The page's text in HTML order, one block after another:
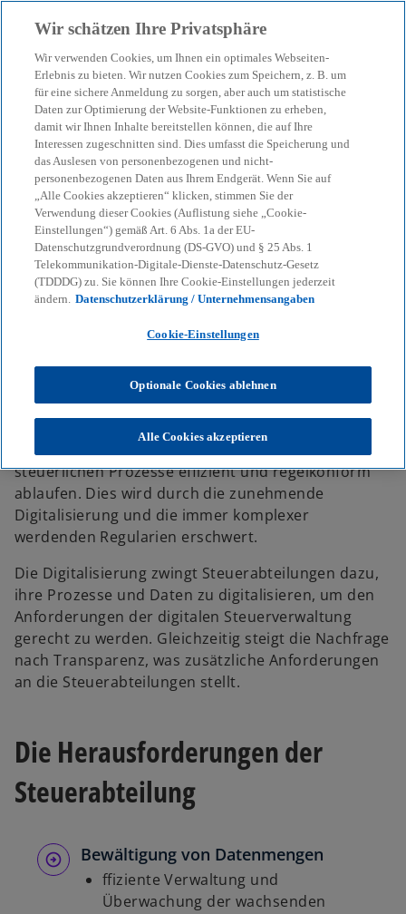
menu search
Tax Analytics &
Automation
Frühe Identifikation und Vermeidung von
Steuerrisiken reduziert Aufwand und Kosten trotz
komplexer Prozesse und großer Datenmengen.
KPMG Dienstleistungen Advisory
Consulting
Tax Analytics & Automation
Die Minimierung von Risiken in steuerrelevanten
Prozessen erfordert von Unternehmen ein hohes
Maß an Aufmerksamkeit und Anpassungsfähigkeit.
Kunden müssen sicherstellen, dass ihre
steuerlichen Prozesse effizient und regelkonform
ablaufen. Dies wird durch die zunehmende
Digitalisierung und die immer komplexer
werdenden Regularien erschwert.
Die Digitalisierung zwingt Steuerabteilungen dazu,
ihre Prozesse und Daten zu digitalisieren, um den
Anforderungen der digitalen Steuerverwaltung
gerecht zu werden. Gleichzeitig steigt die Nachfrage
nach Transparenz, was zusätzliche Anforderungen
an die Steuerabteilungen stellt.
Die Herausforderungen der
Steuerabteilung
Bewältigung von Datenmengen
ffiziente Verwaltung und
Überwachung der wachsenden
Wir schätzen Ihre Privatsphäre
Wir verwenden Cookies, um Ihnen ein optimales Webseiten-
Erlebnis zu bieten. Wir nutzen Cookies zum Speichern, z. B. um
für eine sichere Anmeldung zu sorgen, aber auch um statistische
Daten zur Optimierung der Website-Funktionen zu erheben,
damit wir Ihnen Inhalte bereitstellen können, die auf Ihre
Interessen zugeschnitten sind. Dies umfasst die Speicherung und
das Auslesen von personenbezogenen und nicht-
personenbezogenen Daten aus Ihrem Endgerät. Wenn Sie auf
„Alle Cookies akzeptieren“ klicken, stimmen Sie der
Verwendung dieser Cookies (Auflistung siehe „Cookie-
Einstellungen“) gemäß Art. 6 Abs. 1a der EU-
Datenschutzgrundverordnung (DS-GVO) und § 25 Abs. 1
Telekommunikation-Digitale-Dienste-Datenschutz-Gesetz
(TDDDG) zu. Sie können Ihre Cookie-Einstellungen jederzeit
ändern. Datenschutzerklärung / Unternehmensangaben
Cookie-Einstellungen
Optionale Cookies ablehnen
Alle Cookies akzeptieren